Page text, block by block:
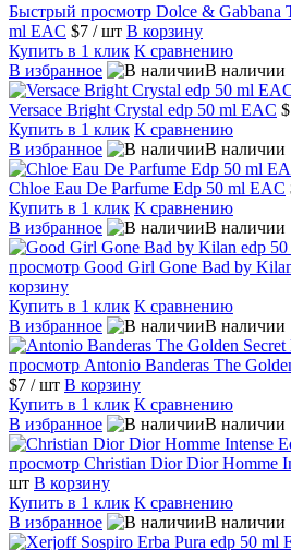
Быстрый просмотр Dolce & Gabbana
ml EAC $7 / шт В корзину
Купить в 1 клик К сравнению
В избранное
В наличии
Versace Bright Crystal edp 50 ml EAC
Купить в 1 клик К сравнению
В избранное
В наличии
Chloe Eau De Parfume Edp 50 ml EAC
Купить в 1 клик К сравнению
В избранное
В наличии
просмотр Good Girl Gone Bad by
корзину
Купить в 1 клик К сравнению
В избранное
В наличии
просмотр Antonio Banderas The
$7 / шт В корзину
Купить в 1 клик К сравнению
В избранное
В наличии
просмотр Christian Dior Dior Homme
шт В корзину
Купить в 1 клик К сравнению
В избранное
В наличии